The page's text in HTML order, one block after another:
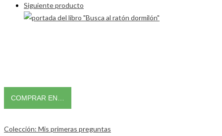
Siguiente producto
COMPRAR EN…
Colección: Mis primeras preguntas